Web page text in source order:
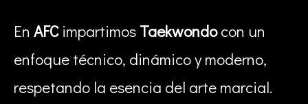
En AFCimpartimos Taekwondocon un
enfoque técnico, dinámico y moderno,
respetando la esencia del arte marcial.